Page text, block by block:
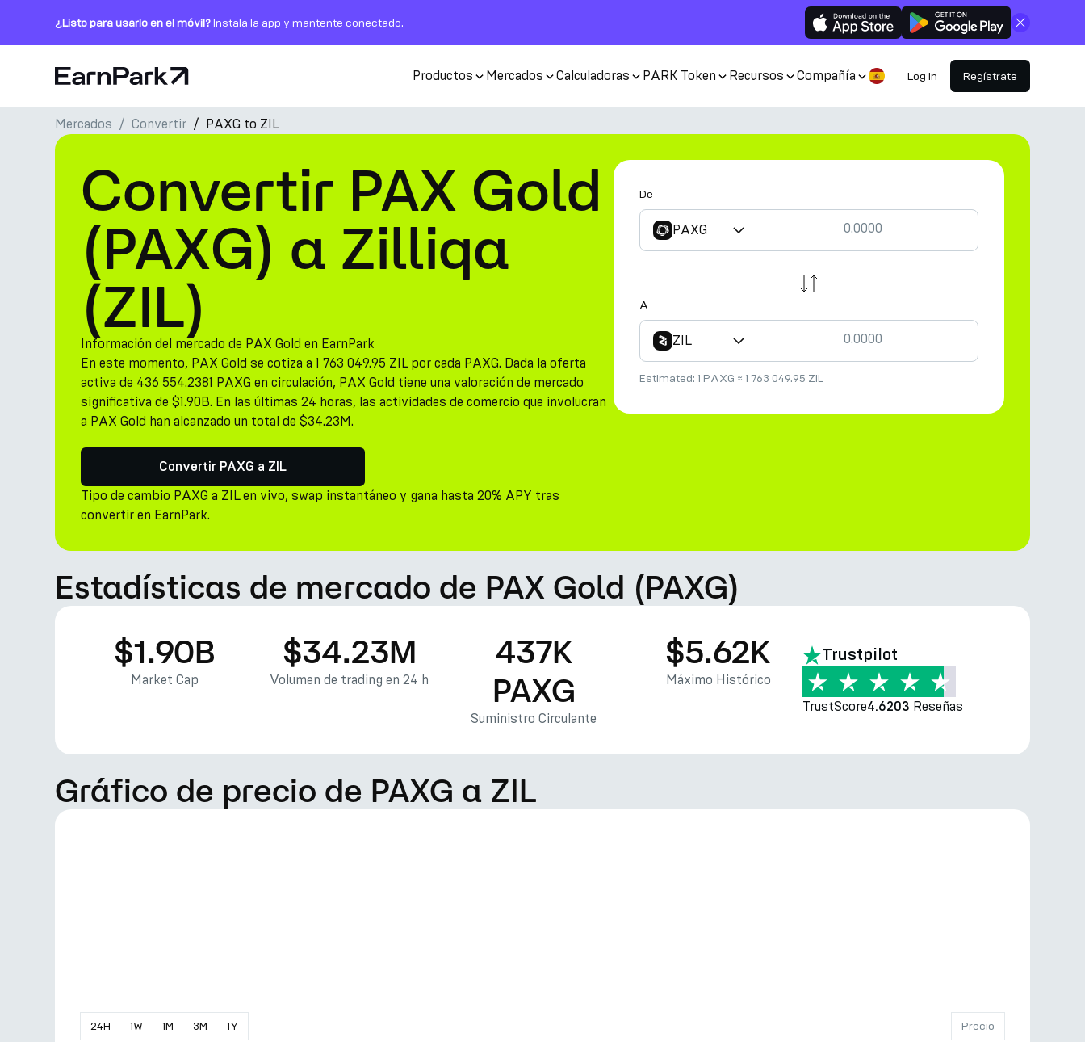
¿Listo para usarlo en el móvil?Instala la app y mantente conectado. Cerrar
Página de inicio Productos Mercados Calculadoras PARK Token Recursos Compañía Log in Regístrate
Productos
Mercados
Calculadoras
PARK Token
Recursos
Compañía
Mercados Convertir PAXG to ZIL
Convertir PAX Gold
(PAXG) a Zilliqa
(ZIL)
Información del mercado de PAX Gold en EarnPark
En este momento, PAX Gold se cotiza a 1 763 049.95 ZIL por cada PAXG. Dada la oferta
activa de 436 554.2381 PAXG en circulación, PAX Gold tiene una valoración de mercado
significativa de $1.90B. En las últimas 24 horas, las actividades de comercio que involucran
a PAX Gold han alcanzado un total de $34.23M.
Convertir PAXG a ZIL
Tipo de cambio PAXG a ZIL en vivo, swap instantáneo y gana hasta 20% APY tras
convertir en EarnPark.
De
PAXG
A
ZIL
Estimated: 1 PAXG ≈ 1 763 049.95 ZIL
Estadísticas de mercado de PAX Gold (PAXG)
$1.90B
Market Cap
$34.23M
Volumen de trading en 24 h
437K
PAXG
Suministro Circulante
$5.62K
Máximo Histórico
Trustpilot
TrustScore4.6203 Reseñas
Gráfico de precio de PAXG a ZIL
24H 1W 1M 3M 1Y Precio